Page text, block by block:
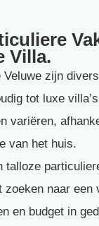
Villa.
Veluwe zijn
tot luxe
variëren,
van het huis.
talloze
zoeken naar een
en budget in